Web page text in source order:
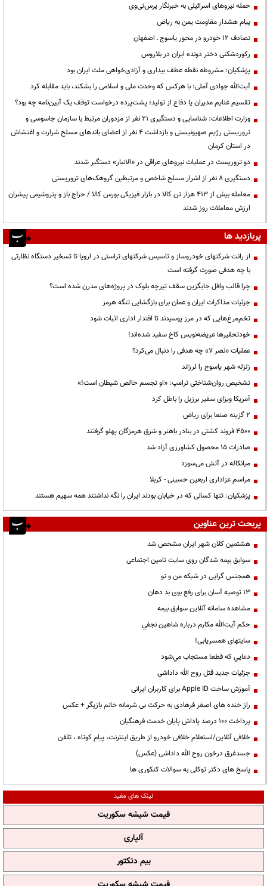
حمله نیروهای اسرائیلی به خبرنگار پرس‌تی‌وی
پیام هشدار مقاومت یمن به ریاض
تصادف ۱۲ خودرو در محور یاسوج ـ اصفهان
رکوردشکنی دختر دونده ایران در بلاروس
پزشکیان: مشروطه نقطه عطف بیداری و آزادی‌خواهی ملت ایران بود
آیت‌الله جوادی آملی: با هرکس که وحدت ملی و اسلامی را بشکند، باید مقابله کرد
تقسیم غنایم مدیران یا دفاع از تولید؛ پشت‌پرده درخواست توقف یک آیین‌نامه چه بود؟
وزارت اطلاعات: شناسایی و دستگیری ۲۱ نفر از مزدوران مرتبط با سازمان جاسوسی و
تروریستی رژیم صهیونیستی و بازداشت ۴ نفر از اعضای باندهای مسلح شرارت و اغتشاش
در استان کرمان
دو تروریست در عملیات نیروهای عراقی در «الانبار» دستگیر شدند
دستگیری ۸ نفر از اشرار مسلح شاخص و مرتبطین گروهک‌های تروریستی
معامله بیش از ۴۱۳ هزار تن کالا در بازار فیزیکی بورس کالا / حراج باز و پتروشیمی پیشران
ارزش معاملات روز شدند
پربازدید ها
از رانت‌ شرکتهای خودروساز و تاسیس شرکتهای تراستی در اروپا تا تسخیر دستگاه نظارتی
با چه هدفی صورت گرفته است
چرا قالب وافل جایگزین سقف تیرچه بلوک در پروژه‌های مدرن شده است؟
جزئیات مذاکرات ایران و عمان برای بازگشایی تنگه هرمز
تخم‌مرغ‌هایی که در مرز پوسیدند تا اقتدار اداری اثبات شود
خودتحقیرها عریضه‌نویس کاخ سفید شده‌اند!
عملیات «نصر ۷» چه هدفی را دنبال می‌کرد؟
زلزله شهر یاسوج را لرزاند
تشخیص روان‌شناختی ترامپ: «او تجسم خالص شیطان است!»
آمریکا ویزای سفیر برزیل را باطل کرد
۲ گزینه صنعا برای ریاض
۴۵۰۰ فروند کشتی در بنادر باهنر و شرق هرمزگان پهلو گرفتند
صادرات ۱۵ محصول کشاورزی آزاد شد
میانکاله در آتش می‌سوزد
مراسم عزاداری اربعین حسینی - کربلا
پزشکیان: تنها کسانی که در خیابان بودند ایران را نگه نداشتند همه سهیم هستند
پربحث ترین عناوین
هشتمین کلان شهر ایران مشخص شد
سوابق بیمه شدگان روی سایت تامین اجتماعی
همجنس گرایی در شبکه من و تو
13 توصیه آسان برای رفع بوی بد دهان
مشاهده سامانه آنلاين سوابق بیمه
حكم آيت‌الله مكارم درباره شاهين نجفي
سایتهای همسریابی!
دعايي كه قطعا مستجاب مي‌شود
جزئیات جدید قتل روح الله داداشی
آموزش ساخت Apple ID برای کاربران ایرانی
راز خنده های اصغر فرهادی به حرکت بی شرمانه خانم بازیگر + عکس
پرداخت ۱۰۰ درصد پاداش پایان خدمت فرهنگیان
خلافی آنلاین/استعلام خلافی خودرو از طریق اینترنت، پیام کوتاه ، تلفن
جسدغرق درخون روح الله داداشی (عکس)
پاسخ های دکتر توکلی به سوالات کنکوری ها
لینک های مفید
قیمت شیشه سکوریت
آلپاری
بیم دتکتور